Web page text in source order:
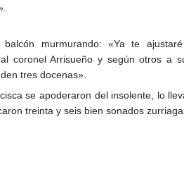
murmurando: «Ya te
coronel Arrisueño y según otros a
tres docenas».
se apoderaron del insolente, lo
treinta y seis bien sonados